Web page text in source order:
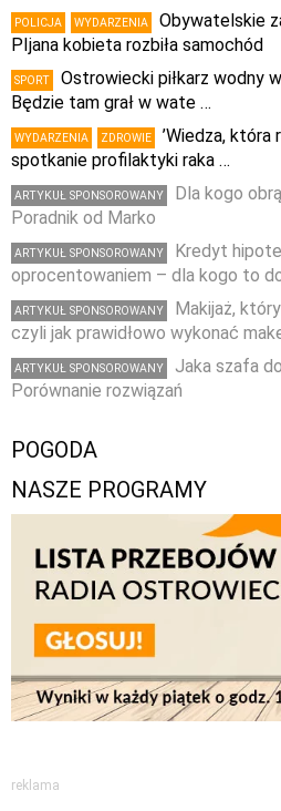
POLICJA WYDARZENIA
Obywatelskie
PIjana kobieta rozbiła samochód
SPORT
Ostrowiecki piłkarz wodny
Będzie tam grał w wate …
WYDARZENIA ZDROWIE
’Wiedza, która
spotkanie profilaktyki raka …
ARTYKUŁ SPONSOROWANY
Dla kogo
Poradnik od Marko
ARTYKUŁ SPONSOROWANY
Kredyt
oprocentowaniem – dla kogo to
ARTYKUŁ SPONSOROWANY
Makijaż,
czyli jak prawidłowo wykonać
ARTYKUŁ SPONSOROWANY
Jaka szafa
Porównanie rozwiązań
POGODA
NASZE PROGRAMY
reklama